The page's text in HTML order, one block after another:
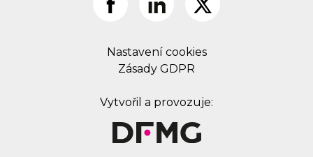
Nastavení cookies
Zásady GDPR
Vytvořil a provozuje: